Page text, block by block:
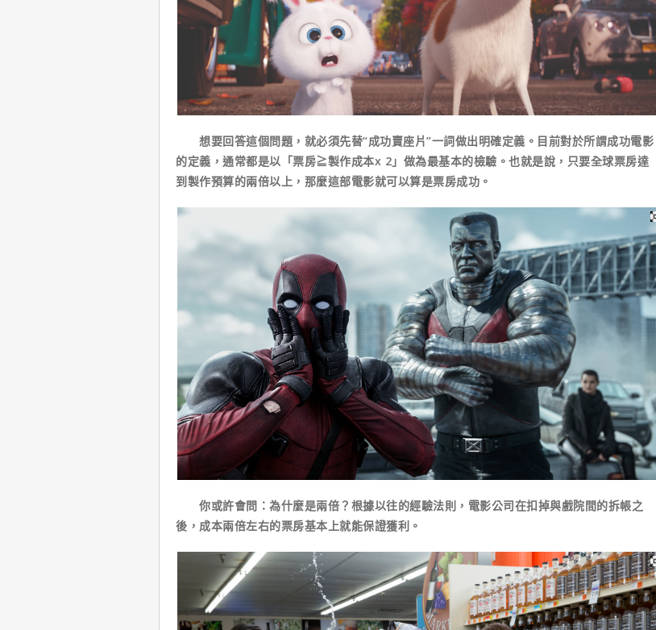
想要回答這個問題，就必須先替“成功賣座片”一詞做出明確定義。目前對於所謂成功電影
的定義，通常都是以「票房≧製作成本x 2」做為最基本的檢驗。也就是說，只要全球票房達
到製作預算的兩倍以上，那麼這部電影就可以算是票房成功。
你或許會問：為什麼是兩倍？根據以往的經驗法則，電影公司在扣掉與戲院間的拆帳之
後，成本兩倍左右的票房基本上就能保證獲利。